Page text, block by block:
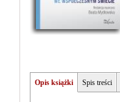
Opis książki Spis treści